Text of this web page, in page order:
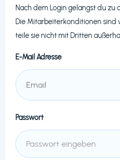
Nach dem Login gelangst du
Die Mitarbeiterkonditionen sind
teile sie nicht mit Dritten
E-Mail Adresse
Passwort